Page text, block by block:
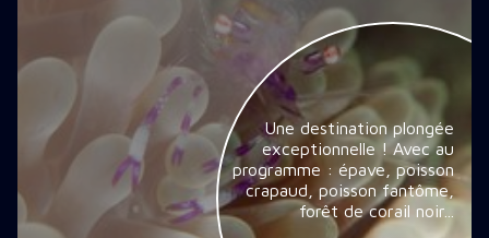
Une destination plongée
exceptionnelle ! Avec au
programme : épave, poisson
crapaud, poisson fantôme,
forêt de corail noir...